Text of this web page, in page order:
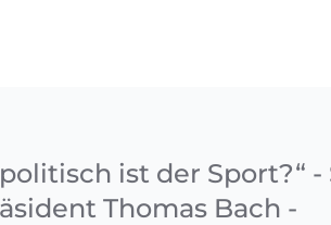
ist der Sport?“
Thomas Bach -